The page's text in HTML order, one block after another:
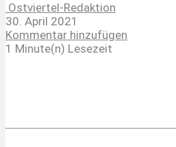
Ostviertel-Redaktion
30. April 2021
Kommentar hinzufügen
1 Minute(n) Lesezeit